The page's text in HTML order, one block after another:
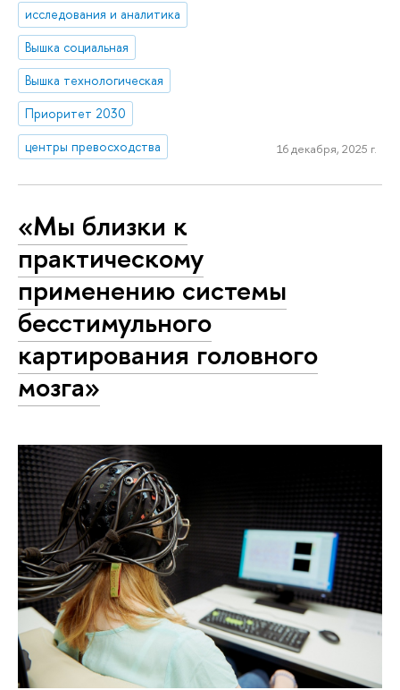
исследования и аналитика
Вышка социальная
Вышка технологическая
Приоритет 2030
центры превосходства
16 декабря, 2025 г.
«Мы близки к
практическому
применению системы
бесстимульного
картирования головного
мозга»